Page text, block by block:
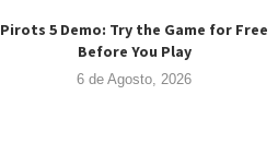
Pirots 5 Demo: Try the Game for Free
Before You Play
6 de Agosto, 2026